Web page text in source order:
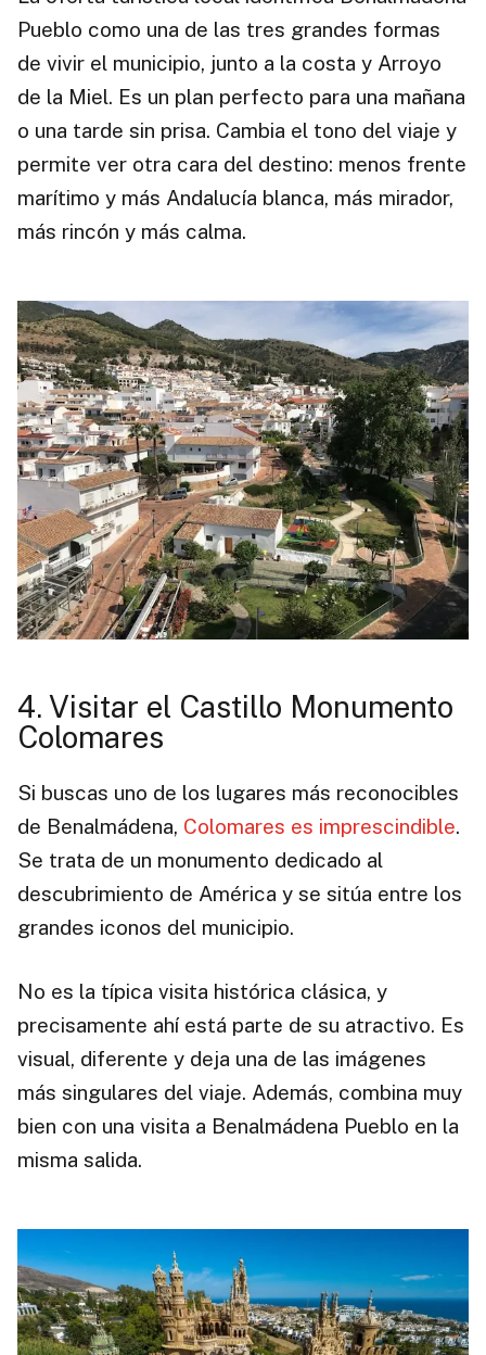
Pueblo como una de las tres grandes formas
de vivir el municipio, junto a la costa y Arroyo
de la Miel. Es un plan perfecto para una mañana
o una tarde sin prisa. Cambia el tono del viaje y
permite ver otra cara del destino: menos frente
marítimo y más Andalucía blanca, más mirador,
más rincón y más calma.
4. Visitar el Castillo Monumento
Colomares
Si buscas uno de los lugares más reconocibles
de Benalmádena, Colomares es imprescindible.
Se trata de un monumento dedicado al
descubrimiento de América y se sitúa entre los
grandes iconos del municipio.
No es la típica visita histórica clásica, y
precisamente ahí está parte de su atractivo. Es
visual, diferente y deja una de las imágenes
más singulares del viaje. Además, combina muy
bien con una visita a Benalmádena Pueblo en la
misma salida.